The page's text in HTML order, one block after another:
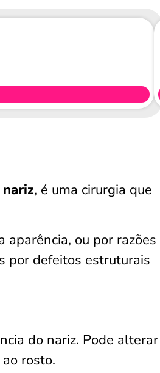
, é uma cirurgia que
ou por razões
por defeitos estruturais
do nariz. Pode alterar
rosto.